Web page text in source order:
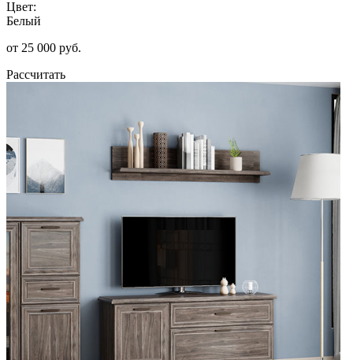
Цвет:
Белый
от 25 000 руб.
Рассчитать